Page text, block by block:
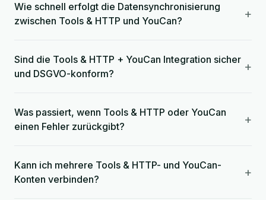
Wie schnell erfolgt die Datensynchronisierung
zwischen Tools & HTTP und YouCan?
+
Sind die Tools & HTTP + YouCan Integration sicher
und DSGVO-konform?
+
Was passiert, wenn Tools & HTTP oder YouCan
einen Fehler zurückgibt?
+
Kann ich mehrere Tools & HTTP- und YouCan-
Konten verbinden?
+